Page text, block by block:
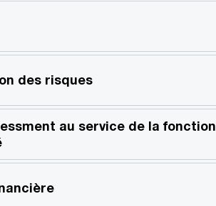
des risques
au service de la fonction